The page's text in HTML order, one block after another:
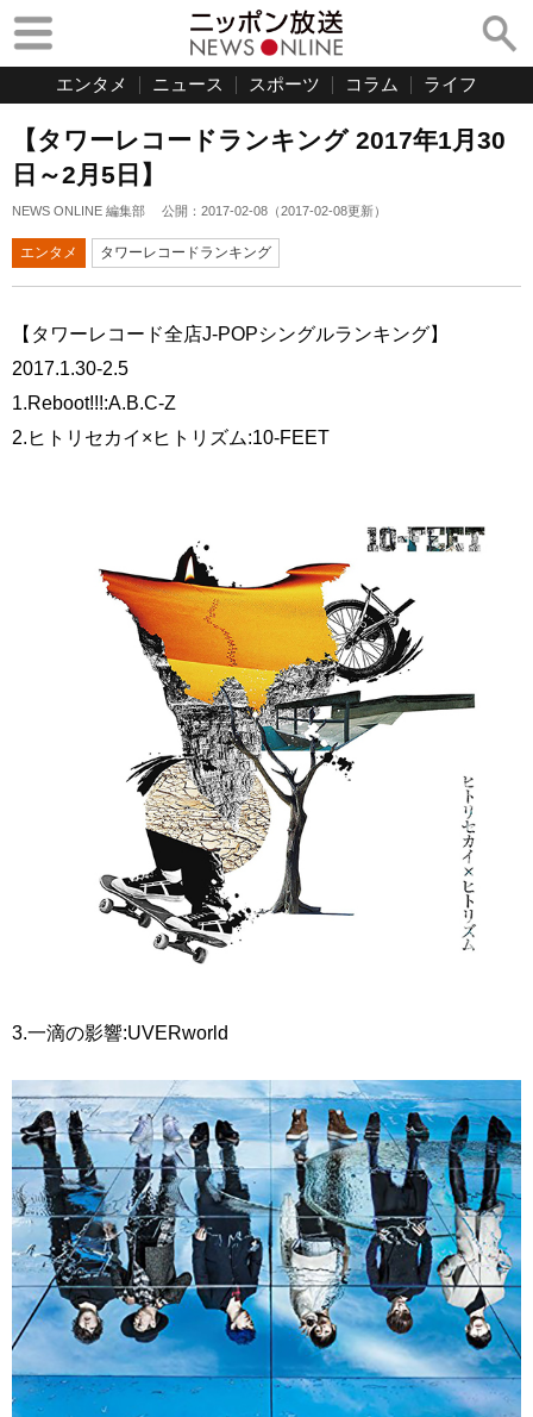
エンタメ ニュース スポーツ コラム ライフ
【タワーレコードランキング 2017年1月30
日～2月5日】
NEWS ONLINE 編集部 公開： 2017-02-08 （2017-02-08更新）
エンタメ タワーレコードランキング
【タワーレコード全店J-POPシングルランキング】
2017.1.30-2.5
1.Reboot!!!:A.B.C-Z
2.ヒトリセカイ×ヒトリズム:10-FEET
3.一滴の影響:UVERworld